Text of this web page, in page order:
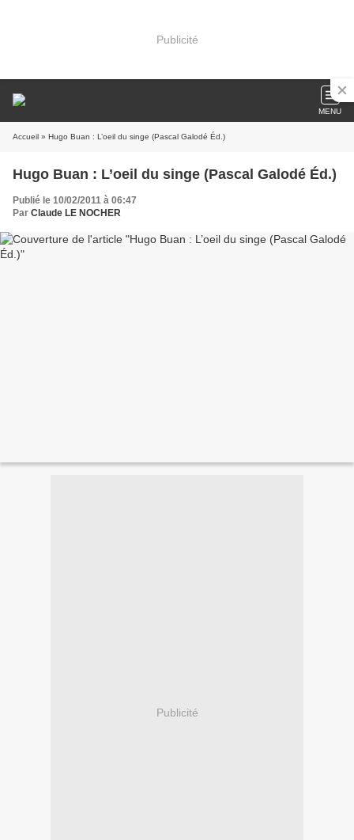
Publicité
MENU
Accueil » Hugo Buan : L’oeil du singe (Pascal Galodé Éd.)
Hugo Buan : L’oeil du singe (Pascal Galodé Éd.)
Publié le 10/02/2011 à 06:47
Par Claude LE NOCHER
Publicité